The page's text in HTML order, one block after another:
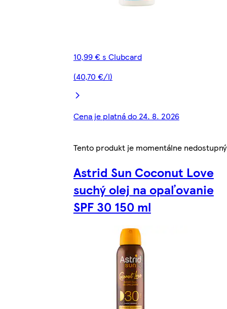
10,99 € s Clubcard
(40,70 €/l)
Cena je platná do 24. 8. 2026
Tento produkt je momentálne nedostupný
Astrid Sun Coconut Love
suchý olej na opaľovanie
SPF 30 150 ml